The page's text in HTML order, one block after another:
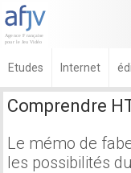
Etudes Internet
Comprendre
Le mémo de
les possibilités